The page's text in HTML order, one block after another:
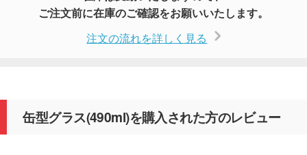
ご注文前に在庫のご確認をお願いいたします。
注文の流れを詳しく見る
缶型グラス(490ml)を購入された方のレビュー